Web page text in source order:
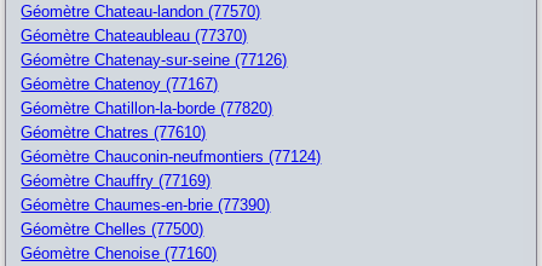
Géomètre Chateau-landon (77570)
Géomètre Chateaubleau (77370)
Géomètre Chatenay-sur-seine (77126)
Géomètre Chatenoy (77167)
Géomètre Chatillon-la-borde (77820)
Géomètre Chatres (77610)
Géomètre Chauconin-neufmontiers (77124)
Géomètre Chauffry (77169)
Géomètre Chaumes-en-brie (77390)
Géomètre Chelles (77500)
Géomètre Chenoise (77160)